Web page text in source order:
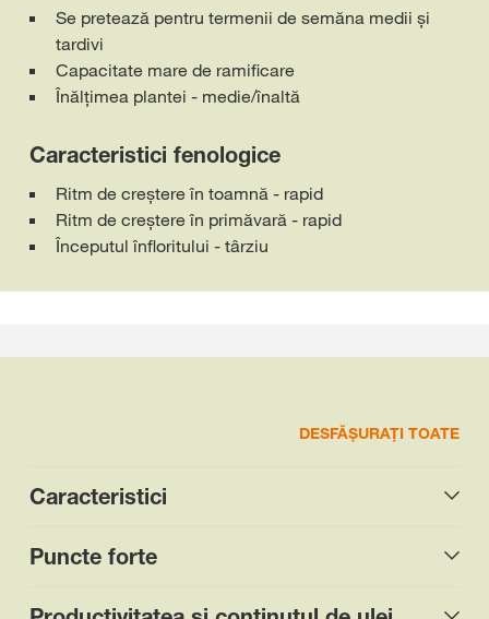
Se pretează pentru termenii de semăna medii și
tardivi
Capacitate mare de ramificare
Înălţimea plantei - medie/înaltă
Caracteristici fenologice
Ritm de creștere în toamnă - rapid
Ritm de creștere în primăvară - rapid
Începutul înfloritului - târziu
DESFĂȘURAȚI TOATE
Caracteristici
Puncte forte